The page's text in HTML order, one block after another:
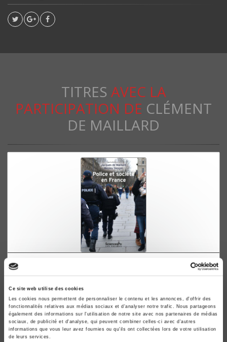
Ce site web utilise des cookies
Les cookies nous permettent de personnaliser le contenu et les annonces, d'offrir des
fonctionnalités relatives aux médias sociaux et d'analyser notre trafic. Nous partageons
également des informations sur l'utilisation de notre site avec nos partenaires de médias
sociaux, de publicité et d'analyse, qui peuvent combiner celles-ci avec d'autres
informations que vous leur avez fournies ou qu'ils ont collectées lors de votre utilisation
de leurs services.
TITRES AVEC LA
PARTICIPATION DE CLÉMENT
DE MAILLARD
Police et société en France